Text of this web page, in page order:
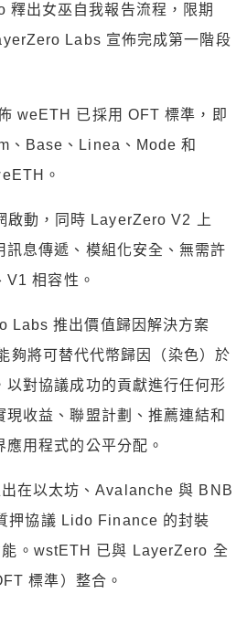
出女巫自我報告流程，限期
Labs 宣佈完成第一階段
weETH 已採用 OFT 標準，即
、Base、Linea、Mode 和
。
啟動，同時 LayerZero V2 上
訊息傳遞、模組化安全、無需許
V1 相容性。
Labs 推出價值歸因解決方案
夠將可替代代幣歸因（染色）於
以對協議成功的貢獻進行任何形
收益、聯盟計劃、推薦連結和
用程式的公平分配。
在以太坊、Avalanche 與 BNB
押協議 Lido Finance 的封裝
。wstETH 已與 LayerZero 全
標準）整合。